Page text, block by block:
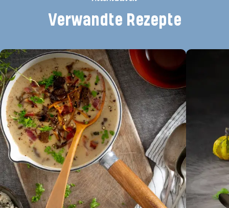
Verwandte Rezepte